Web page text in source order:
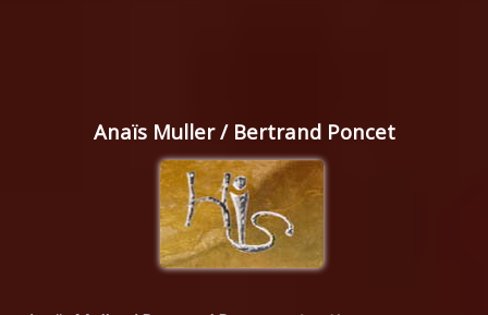
Anaïs Muller / Bertrand Poncet